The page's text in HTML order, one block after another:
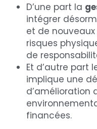
D’une part la
intégrer
et de
risques
de
Et d’autre part
implique une
d’amélioration
financées.